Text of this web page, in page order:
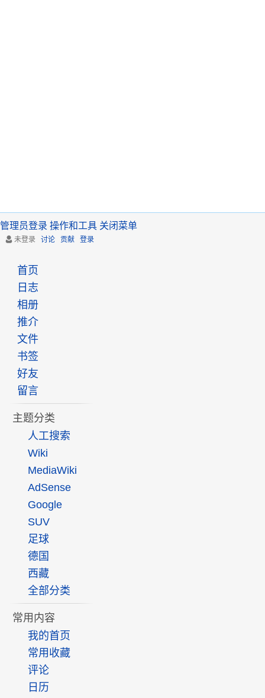
管理员登录 操作和工具 关闭菜单
未登录 讨论 贡献 登录
首页
日志
相册
推介
文件
书签
好友
留言
主题分类
人工搜索
Wiki
MediaWiki
AdSense
Google
SUV
足球
德国
西藏
全部分类
常用内容
我的首页
常用收藏
评论
日历